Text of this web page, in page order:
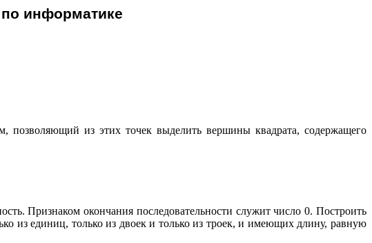
информатике
из этих точек выделить вершины квадрата, содержащего
Признаком окончания последовательности служит число 0. Построить
из единиц, только из двоек и только из троек, и имеющих длину, равную